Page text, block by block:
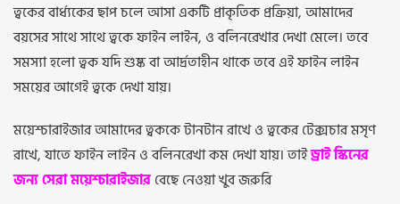
ত্বকের বার্ধ্যকের ছাপ চলে আসা একটি প্রাকৃতিক প্রক্রিয়া, আমাদের
বয়সের সাথে সাথে ত্বকে ফাইন লাইন, ও বলিনরেখার দেখা মেলে। তবে
সমস্যা হলো ত্বক যদি শুষ্ক বা আর্দ্রতাহীন থাকে তবে এই ফাইন লাইন
সময়ের আগেই ত্বকে দেখা যায়।
ময়েশ্চারাইজার আমাদের ত্বককে টানটান রাখে ও ত্বকের টেক্সচার মসৃণ
রাখে, যাতে ফাইন লাইন ও বলিনরেখা কম দেখা যায়। তাইড্রাই স্কিনের
জন্য সেরা ময়েশ্চারাইজারবেছে নেওয়া খুব জরুরি